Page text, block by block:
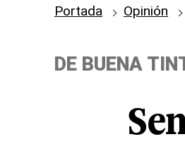
Portada Opinión
DE BUENA